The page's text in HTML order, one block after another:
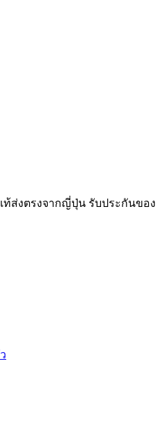
ส่งตรงจากญี่ปุ่น รับประกันของ